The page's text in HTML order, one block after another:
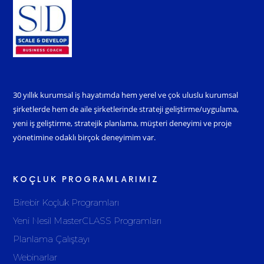
30 yıllık kurumsal iş hayatımda hem yerel ve çok uluslu kurumsal
şirketlerde hem de aile şirketlerinde strateji geliştirme/uygulama,
yeni iş geliştirme, stratejik planlama, müşteri deneyimi ve proje
yönetimine odaklı birçok deneyimim var.
KOÇLUK PROGRAMLARIMIZ
Birebir Koçluk Programları
Yeni Nesil MasterCLASS Programları
Planlama Çalıştayı
Webinarlar